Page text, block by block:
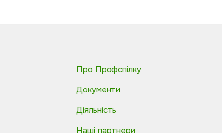
Про Профспілку
Документи
Діяльність
Наші партнери